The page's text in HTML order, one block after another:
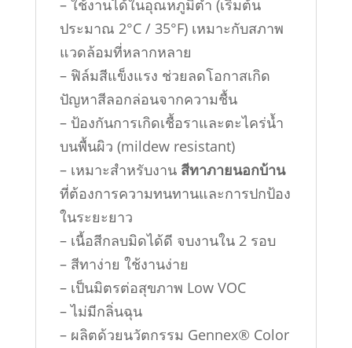
– ใช้งานได้ในอุณหภูมิต่ำ (เริ่มต้น
ประมาณ 2°C / 35°F) เหมาะกับสภาพ
แวดล้อมที่หลากหลาย
– ฟิล์มสีแข็งแรง ช่วยลดโอกาสเกิด
ปัญหาสีลอกล่อนจากความชื้น
– ป้องกันการเกิดเชื้อราและตะไคร่น้ำ
บนพื้นผิว (mildew resistant)
– เหมาะสำหรับงาน สีทาภายนอกบ้าน
ที่ต้องการความทนทานและการปกป้อง
ในระยะยาว
– เนื้อสีกลบมิดได้ดี จบงานใน 2 รอบ
– สีทาง่าย ใช้งานง่าย
– เป็นมิตรต่อสุขภาพ Low VOC
– ไม่มีกลิ่นฉุน
– ผลิตด้วยนวัตกรรม Gennex® Color